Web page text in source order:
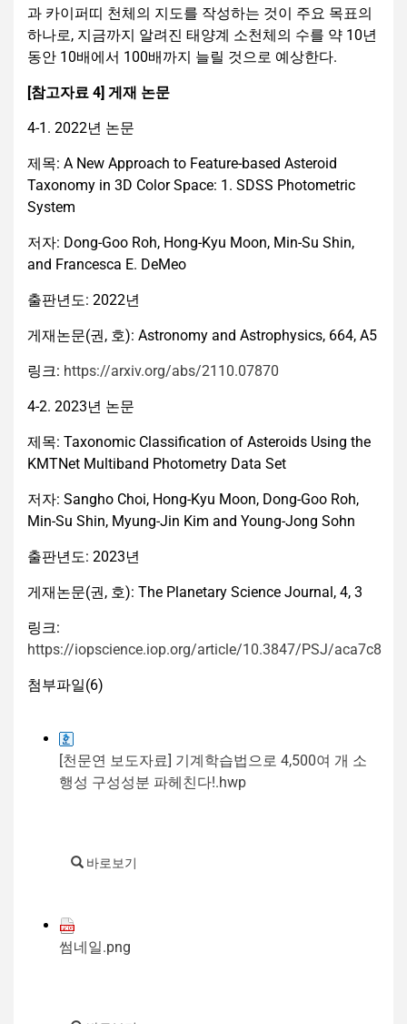
과 카이퍼띠 천체의 지도를 작성하는 것이 주요 목표의
하나로, 지금까지 알려진 태양계 소천체의 수를 약 10년
동안 10배에서 100배까지 늘릴 것으로 예상한다.
[참고자료 4] 게재 논문
4-1. 2022년 논문
제목: A New Approach to Feature-based Asteroid
Taxonomy in 3D Color Space: 1. SDSS Photometric
System
저자: Dong-Goo Roh, Hong-Kyu Moon, Min-Su Shin,
and Francesca E. DeMeo
출판년도: 2022년
게재논문(권, 호): Astronomy and Astrophysics, 664, A5
링크: https://arxiv.org/abs/2110.07870
4-2. 2023년 논문
제목: Taxonomic Classification of Asteroids Using the
KMTNet Multiband Photometry Data Set
저자: Sangho Choi, Hong-Kyu Moon, Dong-Goo Roh,
Min-Su Shin, Myung-Jin Kim and Young-Jong Sohn
출판년도: 2023년
게재논문(권, 호): The Planetary Science Journal, 4, 3
링크:
https://iopscience.iop.org/article/10.3847/PSJ/aca7c8
첨부파일(6)
[천문연 보도자료] 기계학습법으로 4,500여 개 소
행성 구성성분 파헤친다!.hwp
바로보기
썸네일.png